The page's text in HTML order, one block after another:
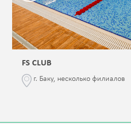
FS CLUB
г. Баку, несколько филиалов